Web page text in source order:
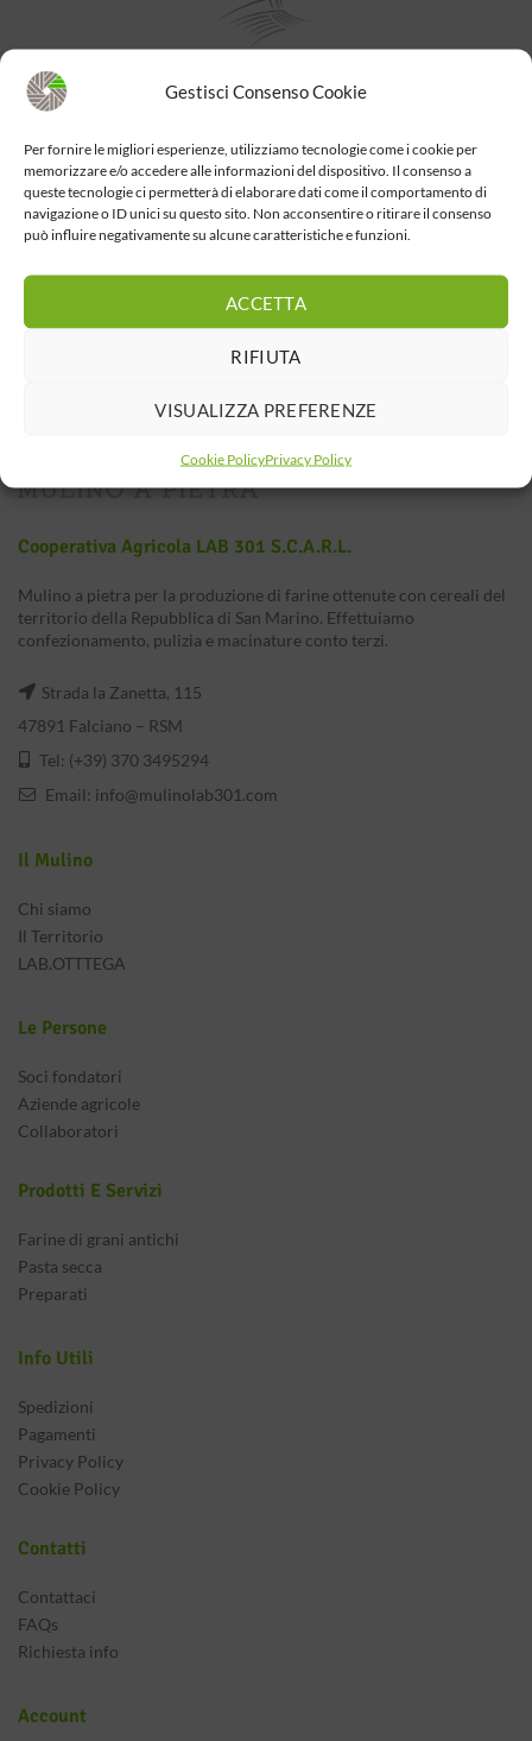
Gestisci Consenso Cookie
Per fornire le migliori esperienze, utilizziamo tecnologie come i cookie per
memorizzare e/o accedere alle informazioni del dispositivo. Il consenso a
queste tecnologie ci permetterà di elaborare dati come il comportamento di
navigazione o ID unici su questo sito. Non acconsentire o ritirare il consenso
può influire negativamente su alcune caratteristiche e funzioni.
ACCETTA
RIFIUTA
VISUALIZZA PREFERENZE
Cookie PolicyPrivacy Policy
Cooperativa Agricola LAB 301 S.c.a.r.l.
Mulino a pietra per la produzione di farine ottenute con cereali del
territorio della Repubblica di San Marino. Effettuiamo
confezionamento, pulizia e macinature conto terzi.
Strada la Zanetta, 115
47891 Falciano – RSM
Tel: (+39) 370 3495294
Email: info@mulinolab301.com
Il Mulino
Chi siamo
Il Territorio
LAB.OTTTEGA
Le Persone
Soci fondatori
Aziende agricole
Collaboratori
Prodotti E Servizi
Farine di grani antichi
Pasta secca
Preparati
Info Utili
Spedizioni
Pagamenti
Privacy Policy
Cookie Policy
Contatti
Contattaci
FAQs
Richiesta info
Account